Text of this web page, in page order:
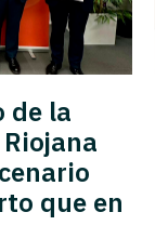
de la
que en